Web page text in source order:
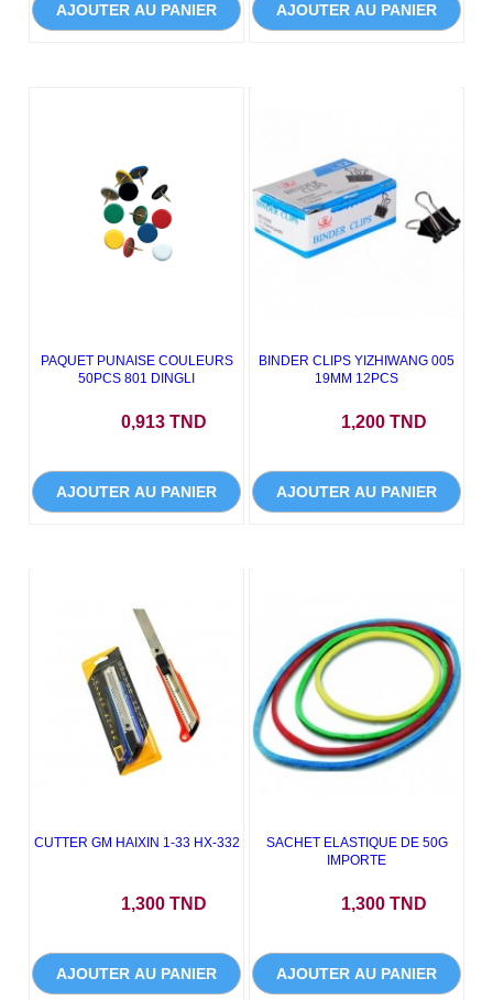
AJOUTER AU PANIER AJOUTER AU PANIER
PAQUET PUNAISE COULEURS
50PCS 801 DINGLI
0,913 TND
AJOUTER AU PANIER
BINDER CLIPS YIZHIWANG 005
19MM 12PCS
1,200 TND
AJOUTER AU PANIER
CUTTER GM HAIXIN 1-33 HX-332
1,300 TND
AJOUTER AU PANIER
SACHET ELASTIQUE DE 50G
IMPORTE
1,300 TND
AJOUTER AU PANIER